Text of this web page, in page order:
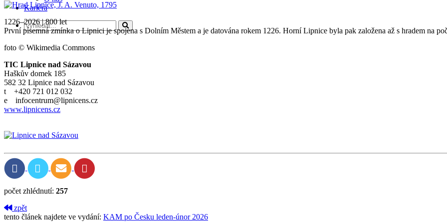
Kariéra
1226–2026 | 800 let
První písemná zmínka o Lipnici je spojena s Dolním Městem a je datována rokem 1226. Horní Lipnice byla pak založena až s hradem na
foto © Wikimedia Commons
TIC Lipnice nad Sázavou
Haškův domek 185
582 32 Lipnice nad Sázavou
t +420 721 012 032
e infocentrum@lipnicens.cz
www.lipnicens.cz
počet zhlédnutí: 257
zpět
tento článek najdete ve vydání: KAM po Česku leden-únor 2026